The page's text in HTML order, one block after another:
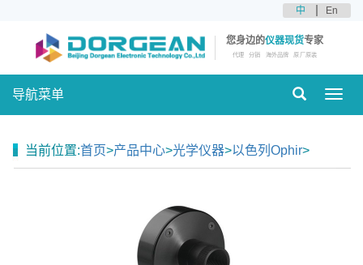
中 En
您身边的仪器现货专家
代理 分销 海外品牌 原厂原装
导航菜单
当前位置:首页>产品中心>光学仪器>以色列Ophir>